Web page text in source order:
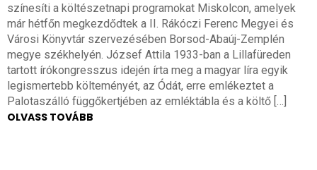
színesíti a költészetnapi programokat Miskolcon, amelyek
már hétfőn megkezdődtek a II. Rákóczi Ferenc Megyei és
Városi Könyvtár szervezésében Borsod-Abaúj-Zemplén
megye székhelyén. József Attila 1933-ban a Lillafüreden
tartott írókongresszus idején írta meg a magyar líra egyik
legismertebb költeményét, az Ódát, erre emlékeztet a
Palotaszálló függőkertjében az emléktábla és a költő […]
OLVASS TOVÁBB